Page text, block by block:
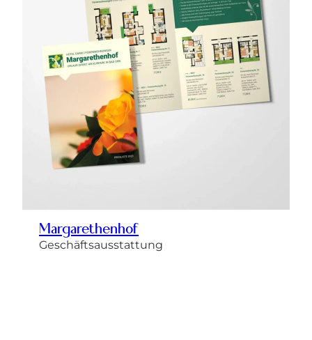
Margarethenhof
Geschäftsausstattung